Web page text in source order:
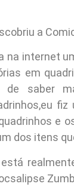
a
na internet
em
de saber
e
dos itens